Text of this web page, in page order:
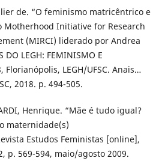
de. “O feminismo matricêntrico e
Motherhood Initiative for Research
(MIRCI) liderado por Andrea
DO LEGH: FEMINISMO E
Florianópolis, LEGH/UFSC. Anais…
2018. p. 494-505.
Henrique. “Mãe é tudo igual?
maternidade(s)
Estudos Feministas [online],
p. 569-594, maio/agosto 2009.